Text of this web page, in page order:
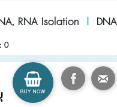
RNA Isolation | DNA
0